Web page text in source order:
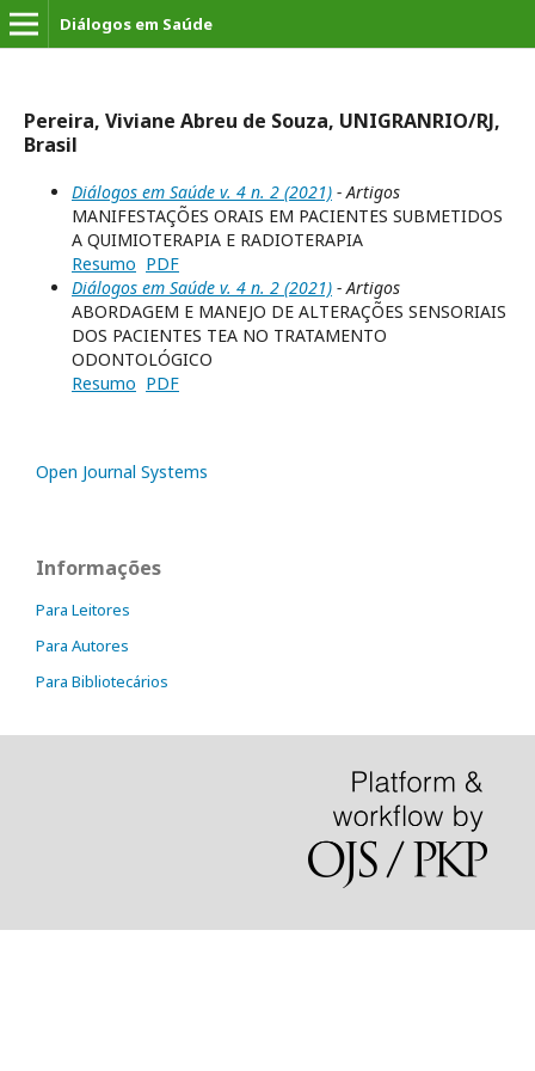
Diálogos em Saúde
Pereira, Viviane Abreu de Souza, UNIGRANRIO/RJ,
Brasil
Diálogos em Saúde v. 4 n. 2 (2021) - Artigos
MANIFESTAÇÕES ORAIS EM PACIENTES SUBMETIDOS
A QUIMIOTERAPIA E RADIOTERAPIA
Resumo PDF
Diálogos em Saúde v. 4 n. 2 (2021) - Artigos
ABORDAGEM E MANEJO DE ALTERAÇÕES SENSORIAIS
DOS PACIENTES TEA NO TRATAMENTO
ODONTOLÓGICO
Resumo PDF
Open Journal Systems
Informações
Para Leitores
Para Autores
Para Bibliotecários